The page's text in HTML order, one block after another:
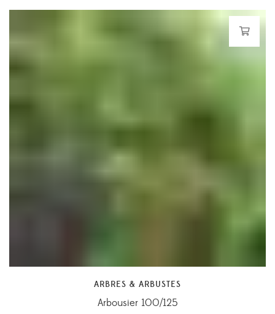
ARBRES & ARBUSTES
Arbousier 100/125